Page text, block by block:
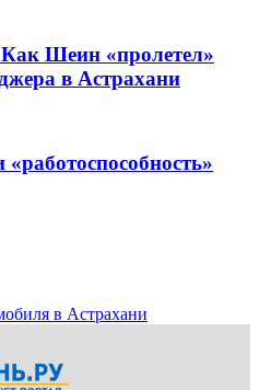
Шеин «пролетел»
в Астрахани
в Астрахани